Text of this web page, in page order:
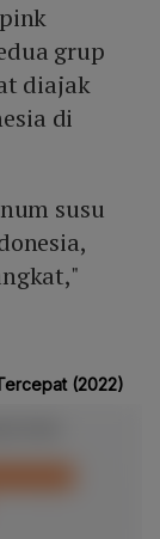
grup
diajak
di
susu